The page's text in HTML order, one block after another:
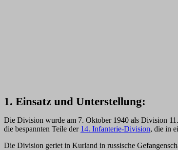
1. Einsatz und Unterstellung:
Die Division wurde am 7. Oktober 1940 als Division
die bespannten Teile der 14. Infanterie-Division, die in
Die Division geriet in Kurland in russische